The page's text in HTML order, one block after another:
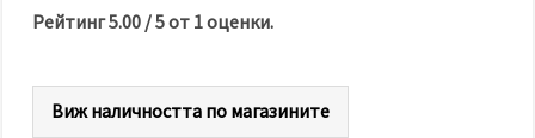
Рейтинг5.00 /5от 1оценки.
Виж наличността по магазините